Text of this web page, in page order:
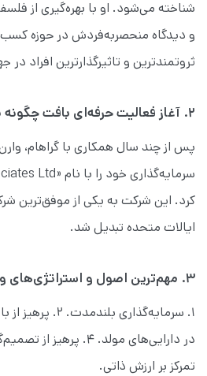
شناخته می‌شود. او با بهره‌گیری از
و دیدگاه منحصربه‌فردش در حوزه
ثروتمندترین و تاثیرگذارترین افراد
۲. آغاز فعالیت حرفه‌ای بافت چگونه بود؟
کرد. این شرکت به یکی از موفق‌ترین
ایالات متحده تبدیل شد.
۳. مهم‌ترین اصول و استراتژی‌های وارن بافت چیست؟
تمرکز بر ارزش ذاتی.